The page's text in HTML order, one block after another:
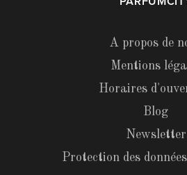
A propos de
Mentions
Horaires
Blog
Newsletter
Protection des